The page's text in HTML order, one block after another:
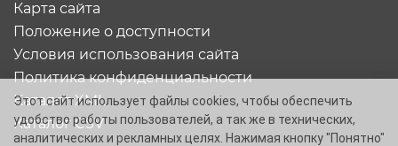
Карта сайта
Положение о доступности
Условия использования сайта
Политика конфиденциальности
Каталог XML
Каталог CSV
Этот сайт использует файлы cookies, чтобы обеспечить
удобство работы пользователей, а так же в технических,
аналитических и рекламных целях. Нажимая кнопку "Понятно"